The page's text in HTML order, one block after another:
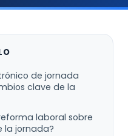
de jornada
clave de la
laboral sobre
la jornada?